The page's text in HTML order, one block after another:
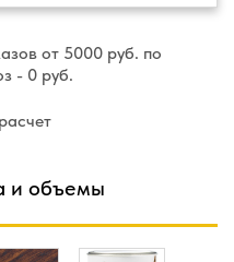
от 5000 руб. по
- 0 руб.
и объемы